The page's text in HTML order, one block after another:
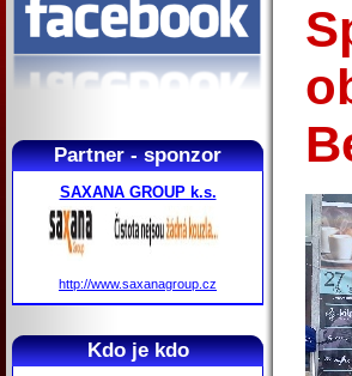
Partner - sponzor
SAXANA GROUP k.s.
http://www.saxanagroup.cz
Kdo je kdo